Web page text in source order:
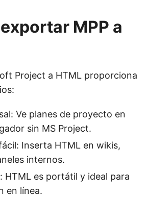
MPP a
Project a HTML proporciona
Ve planes de proyecto en
sin MS Project.
Inserta HTML en wikis,
internos.
HTML es portátil y ideal para
en línea.